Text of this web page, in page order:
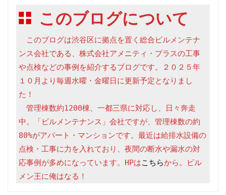
このブログについて
このブログは渋谷区に拠点を置く総合ビルメンテナ
ンス会社である、株式会社アメニティ・プラスの工事
や点検などの事例を紹介するブログです。２０２５年
１０月より毎週水曜・金曜日に更新予定となりまし
た！
管理棟数約1200棟、一都三県に対応し、日々奔走
中。「ビルメンテナンス」会社ですが、管理棟数の約
80%がアパート・マンションです。最近は給排水設備の
点検・工事に力を入れており、夜間の断水や漏水の対
応事例が多めになっています。HPはこちらから。ビル
メン王に俺はなる！